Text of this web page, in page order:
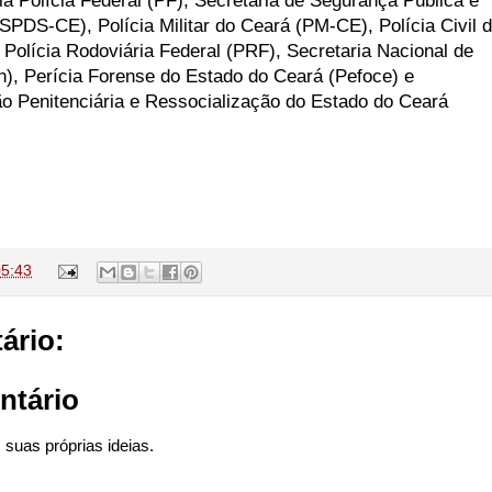
CE), Polícia Militar do Ceará (PM-CE), Polícia Civil
Rodoviária Federal (PRF), Secretaria Nacional de
Perícia Forense do Estado do Ceará (Pefoce) e
Penitenciária e Ressocialização do Estado do Ceará
próprias ideias.